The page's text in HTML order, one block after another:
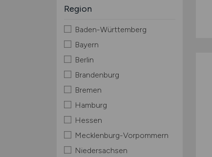
Region
Baden-Württemberg
Bayern
Berlin
Brandenburg
Bremen
Hamburg
Hessen
Mecklenburg-Vorpommern
Niedersachsen